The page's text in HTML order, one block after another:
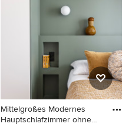
bunten Wänden, dunklem
Holzboden und
Tapetenwänden in Sonstige
Mittelgroßes Modernes
Hauptschlafzimmer ohne